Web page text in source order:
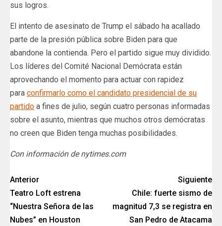
sus logros.
El intento de asesinato de Trump el sábado ha acallado
parte de la presión pública sobre Biden para que
abandone la contienda. Pero el partido sigue muy dividido.
Los líderes del Comité Nacional Demócrata están
aprovechando el momento para actuar con rapidez
para confirmarlo como el candidato presidencial de su
partido a fines de julio, según cuatro personas informadas
sobre el asunto, mientras que muchos otros demócratas
no creen que Biden tenga muchas posibilidades.
Con información de nytimes.com
Anterior
Teatro Loft estrena
“Nuestra Señora de las
Nubes” en Houston
Siguiente
Chile: fuerte sismo de
magnitud 7,3 se registra en
San Pedro de Atacama